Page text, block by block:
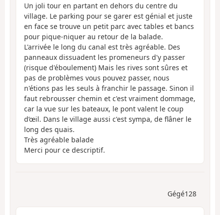
Un joli tour en partant en dehors du centre du
village. Le parking pour se garer est génial et juste
en face se trouve un petit parc avec tables et bancs
pour pique-niquer au retour de la balade.
L'arrivée le long du canal est très agréable. Des
panneaux dissuadent les promeneurs d'y passer
(risque d'éboulement) Mais les rives sont sûres et
pas de problèmes vous pouvez passer, nous
n'étions pas les seuls à franchir le passage. Sinon il
faut rebrousser chemin et c'est vraiment dommage,
car la vue sur les bateaux, le pont valent le coup
d’œil. Dans le village aussi c'est sympa, de flâner le
long des quais.
Très agréable balade
Merci pour ce descriptif.
Gégé128